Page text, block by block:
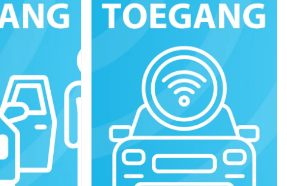
Op locatie
6 mnd garantie
Snel ter plaatse